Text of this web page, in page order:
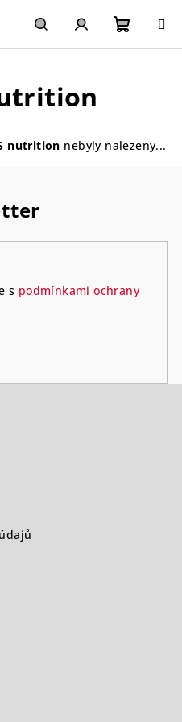
HledatPřihlášení
nutrition nebyly nalezeny...
s podmínkami ochrany